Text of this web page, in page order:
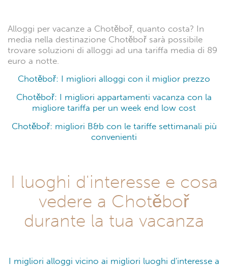
Alloggi per vacanze a Chotěboř, quanto costa? In
media nella destinazione Chotěboř sarà possibile
trovare soluzioni di alloggi ad una tariffa media di 89
euro a notte.
Chotěboř: I migliori alloggi con il miglior prezzo
Chotěboř: I migliori appartamenti vacanza con la
migliore tariffa per un week end low cost
Chotěboř: migliori B&b con le tariffe settimanali più
convenienti
I luoghi d'interesse e cosa
vedere a Chotěboř
durante la tua vacanza
I migliori alloggi vicino ai migliori luoghi d'interesse a